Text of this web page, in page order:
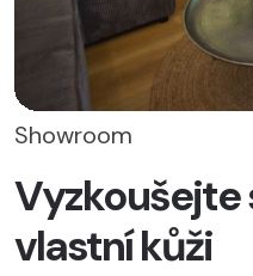
Showroom
Vyzkoušejte
vlastní kůži